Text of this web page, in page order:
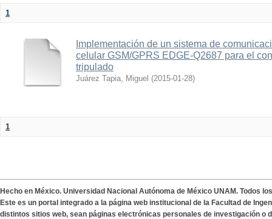
1
Implementación de un sistema de
celular GSM/GPRS EDGE-Q2687 para el
tripulado
Juárez Tapia, Miguel (2015-01-28)
1
Hecho en México. Universidad Nacional Autónoma de México UNAM. Todos
Este es un portal integrado a la página web institucional de la Facultad de
distintos sitios web, sean páginas electrónicas personales de investigación o